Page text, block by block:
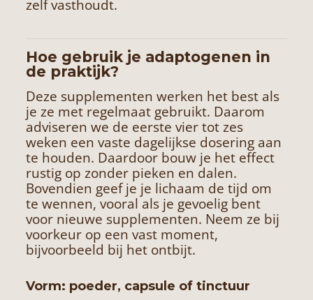
zelf vasthoudt.
Hoe gebruik je adaptogenen in
de praktijk?
Deze supplementen werken het best als
je ze met regelmaat gebruikt. Daarom
adviseren we de eerste vier tot zes
weken een vaste dagelijkse dosering aan
te houden. Daardoor bouw je het effect
rustig op zonder pieken en dalen.
Bovendien geef je je lichaam de tijd om
te wennen, vooral als je gevoelig bent
voor nieuwe supplementen. Neem ze bij
voorkeur op een vast moment,
bijvoorbeeld bij het ontbijt.
Vorm: poeder, capsule of tinctuur